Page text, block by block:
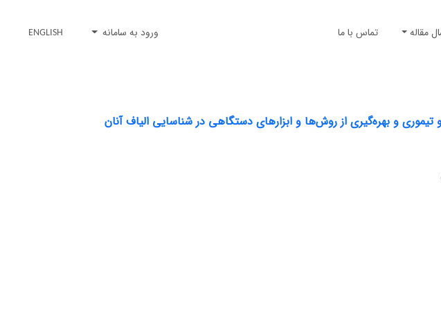
مقاله تماس با ما ورود به سامانه ENGLISH
و بهره‌گیری از روش‌ها و ابزارهای دستگاهی در شناسایی الیاف آنان